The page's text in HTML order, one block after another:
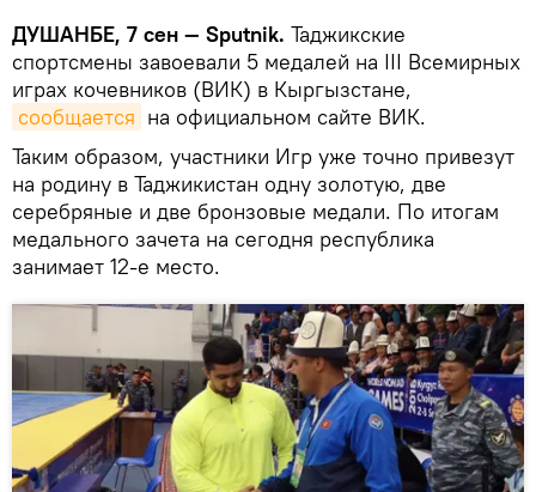
ДУШАНБЕ, 7 сен — Sputnik. Таджикские
спортсмены завоевали 5 медалей на III Всемирных
играх кочевников (ВИК) в Кыргызстане,
сообщается на официальном сайте ВИК.
Таким образом, участники Игр уже точно привезут
на родину в Таджикистан одну золотую, две
серебряные и две бронзовые медали. По итогам
медального зачета на сегодня республика
занимает 12-е место.